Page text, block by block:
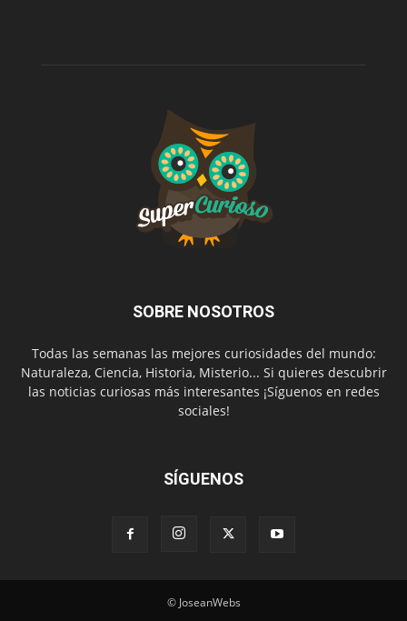
SOBRE NOSOTROS
Todas las semanas las mejores curiosidades del mundo:
Naturaleza, Ciencia, Historia, Misterio... Si quieres descubrir
las noticias curiosas más interesantes ¡Síguenos en redes
sociales!
SÍGUENOS
© JoseanWebs